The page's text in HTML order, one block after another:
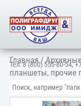
Тел:8 (800) 555-80-54,
Главная/
планшеты, прочие
документов/Для